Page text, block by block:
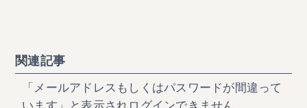
関連記事
「メールアドレスもしくはパスワードが間違って